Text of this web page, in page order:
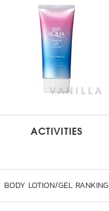
ACTIVITIES
BODY LOTION/GEL RANKING